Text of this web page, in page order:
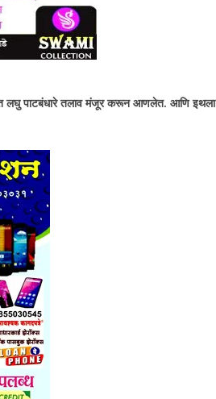
सात लघु पाटबंधारे तलाव मंजूर करून आणलेत. आणि इथला